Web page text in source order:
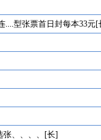
....型张票首日封每本33元[
张、、、、[长]